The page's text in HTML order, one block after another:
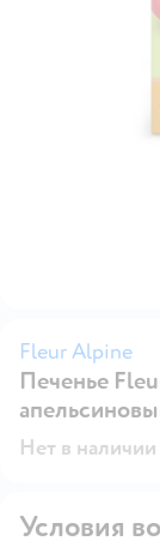
Fleur Alpine
Печенье
Нет в наличии
Условия